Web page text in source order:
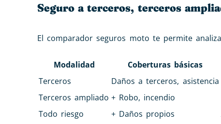
Seguro a terceros, terceros
El comparador seguros moto te permite
Modalidad Coberturas básicas
Terceros
Daños a terceros, asistencia
Terceros ampliado + Robo, incendio
Todo riesgo
+ Daños propios